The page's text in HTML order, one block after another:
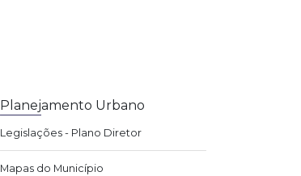
Planejamento Urbano
Legislações - Plano Diretor
Mapas do Município